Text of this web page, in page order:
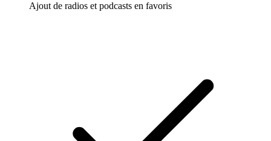
Ajout de radios et podcasts en favoris